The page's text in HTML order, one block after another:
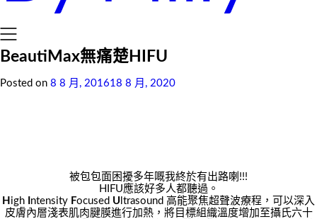
BeautiMax無痛楚HIFU
Posted on 8 8 月, 201618 8 月, 2020
被包包面困擾多年嘅我終於有出路喇!!!
HIFU應該好多人都聽過。
H igh ntensity Focused U ltrasound 高能聚焦超聲波療程，可以深入
皮膚內層淺表肌肉腱膜進行加熱，將目標組織溫度增加至攝氏六十